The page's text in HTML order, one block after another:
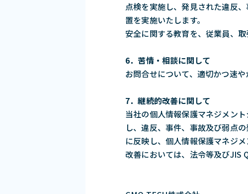
点検を実施し、発見された違反
置を実施いたします。
安全に関する教育を、従業員、取
6．苦情・相談に関して
お問合せについて、適切かつ速や
7．継続的改善に関して
当社の個人情報保護マネジメン
し、違反、事件、事故及び弱点
に反映し、個人情報保護マネジ
改善においては、法令等及びJIS